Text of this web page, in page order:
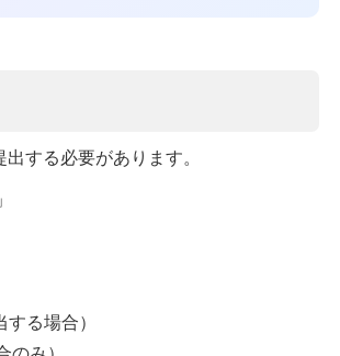
する必要があります。
る場合）